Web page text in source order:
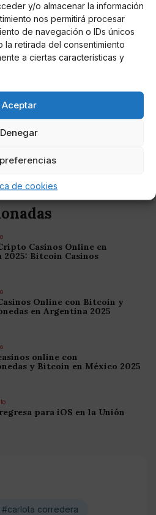
y/o almacenar la información
nos permitirá procesar
de navegación o IDs únicos
la retirada del consentimiento
a ciertas características y
Aceptar
Denegar
de cookies
de los
en un hotel
podrán hospedarse en tres
Casinos Online en
2025: Bitcoin Casinos
Online con Bitcoin y
en Argentina 2025
online con
y Bitcoin en México 2025
para iOS en la Unión
#carlota corredera